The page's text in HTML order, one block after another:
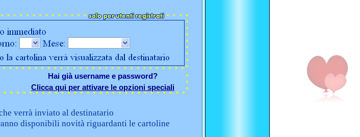
Hai già username e password?
Clicca qui per attivare le opzioni speciali
verrà inviato al destinatario
disponibili novità riguardanti le cartoline